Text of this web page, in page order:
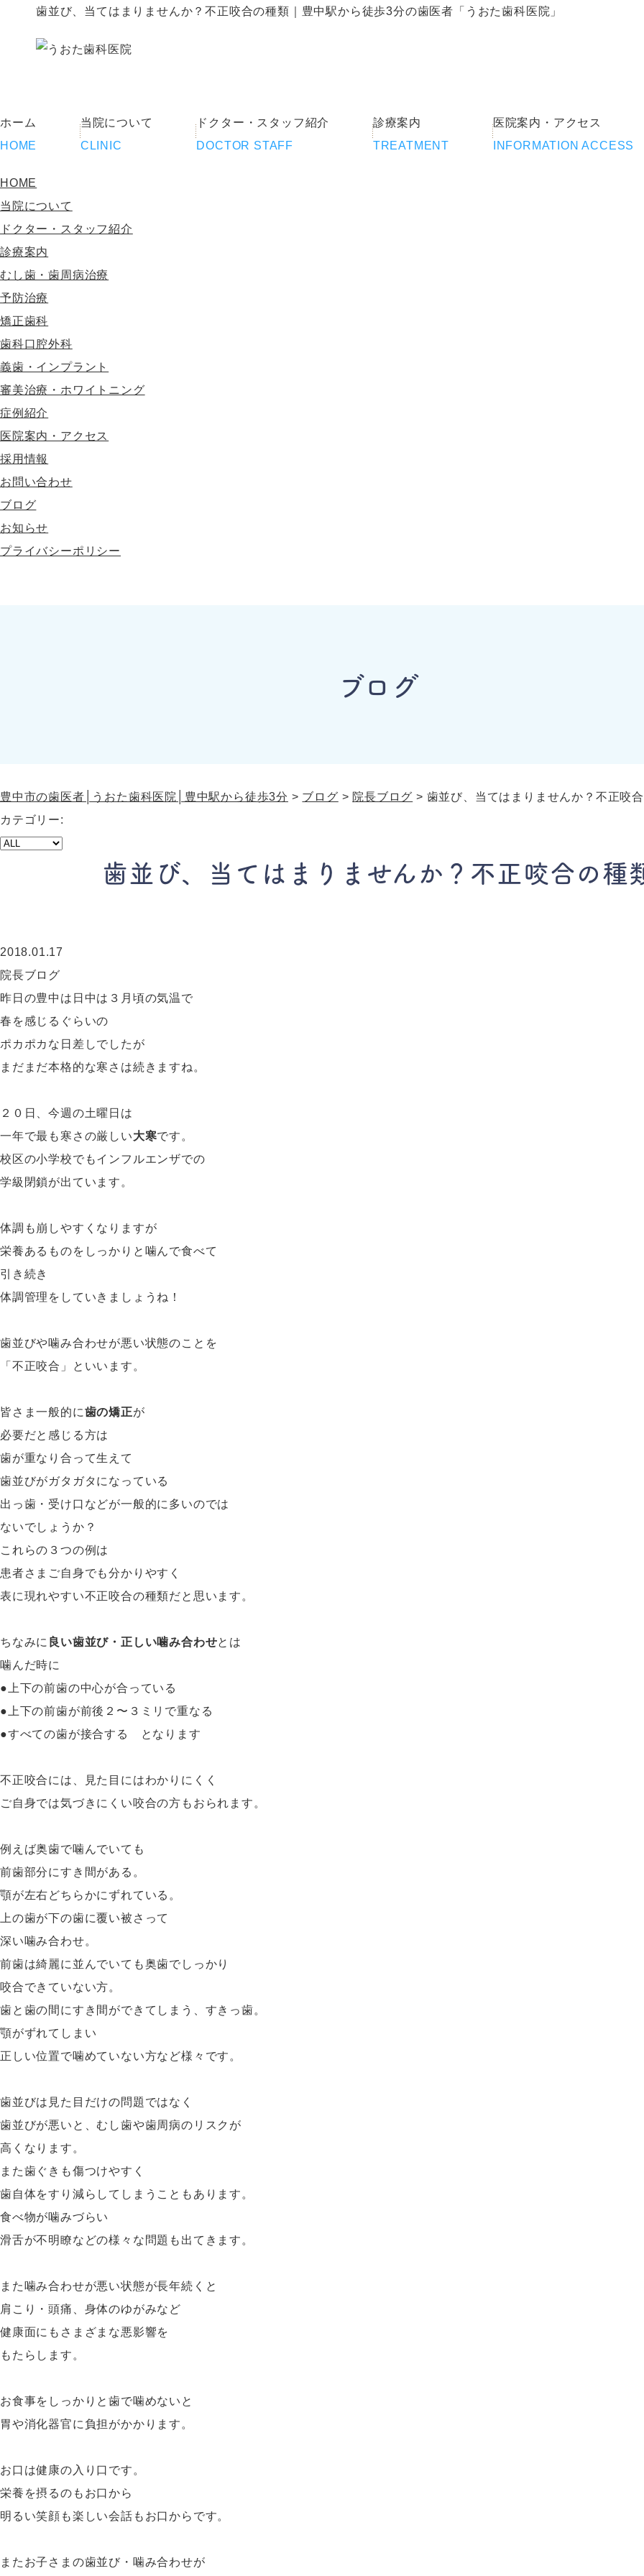
歯並び、当てはまりませんか？不正咬合の種類｜豊中駅から徒歩3分の歯医者「うおた歯科医院」
ホーム
HOME
当院について
CLINIC
ドクター・スタッフ紹介
DOCTOR STAFF
診療案内
TREATMENT
医院案内・アクセス
INFORMATION ACCESS
HOME
当院について
ドクター・スタッフ紹介
診療案内
むし歯・歯周病治療
予防治療
矯正歯科
歯科口腔外科
義歯・インプラント
審美治療・ホワイトニング
症例紹介
医院案内・アクセス
採用情報
お問い合わせ
ブログ
お知らせ
プライバシーポリシー
ブログ
豊中市の歯医者│うおた歯科医院│豊中駅から徒歩3分 > ブログ > 院長ブログ > 歯並び、当てはまりませんか？不正咬
カテゴリー:
歯並び、当てはまりませんか？不正咬合の種
2018.01.17
院長ブログ
昨日の豊中は日中は３月頃の気温で
春を感じるぐらいの
ポカポカな日差しでしたが
まだまだ本格的な寒さは続きますね。
２０日、今週の土曜日は
一年で最も寒さの厳しい大寒です。
校区の小学校でもインフルエンザでの
学級閉鎖が出ています。
体調も崩しやすくなりますが
栄養あるものをしっかりと噛んで食べて
引き続き
体調管理をしていきましょうね！
歯並びや噛み合わせが悪い状態のことを
「不正咬合」といいます。
皆さま一般的に歯の矯正が
必要だと感じる方は
歯が重なり合って生えて
歯並びがガタガタになっている
出っ歯・受け口などが一般的に多いのでは
ないでしょうか？
これらの３つの例は
患者さまご自身でも分かりやすく
表に現れやすい不正咬合の種類だと思います。
ちなみに 良い歯並び・正しい噛み合わせとは
噛んだ時に
●上下の前歯の中心が合っている
●上下の前歯が前後２〜３ミリで重なる
●すべての歯が接合する となります
不正咬合には、見た目にはわかりにくく
ご自身では気づきにくい咬合の方もおられます。
例えば奥歯で噛んでいても
前歯部分にすき間がある。
顎が左右どちらかにずれている。
上の歯が下の歯に覆い被さって
深い噛み合わせ。
前歯は綺麗に並んでいても奥歯でしっかり
咬合できていない方。
歯と歯の間にすき間ができてしまう、すきっ歯。
顎がずれてしまい
正しい位置で噛めていない方など様々です。
歯並びは見た目だけの問題ではなく
歯並びが悪いと、むし歯や歯周病のリスクが
高くなります。
また歯ぐきも傷つけやすく
歯自体をすり減らしてしまうこともあります。
食べ物が噛みづらい
滑舌が不明瞭などの様々な問題も出てきます。
また噛み合わせが悪い状態が長年続くと
肩こり・頭痛、身体のゆがみなど
健康面にもさまざまな悪影響を
もたらします。
お食事をしっかりと歯で噛めないと
胃や消化器官に負担がかかります。
お口は健康の入り口です。
栄養を摂るのもお口から
明るい笑顔も楽しい会話もお口からです。
またお子さまの歯並び・噛み合わせが